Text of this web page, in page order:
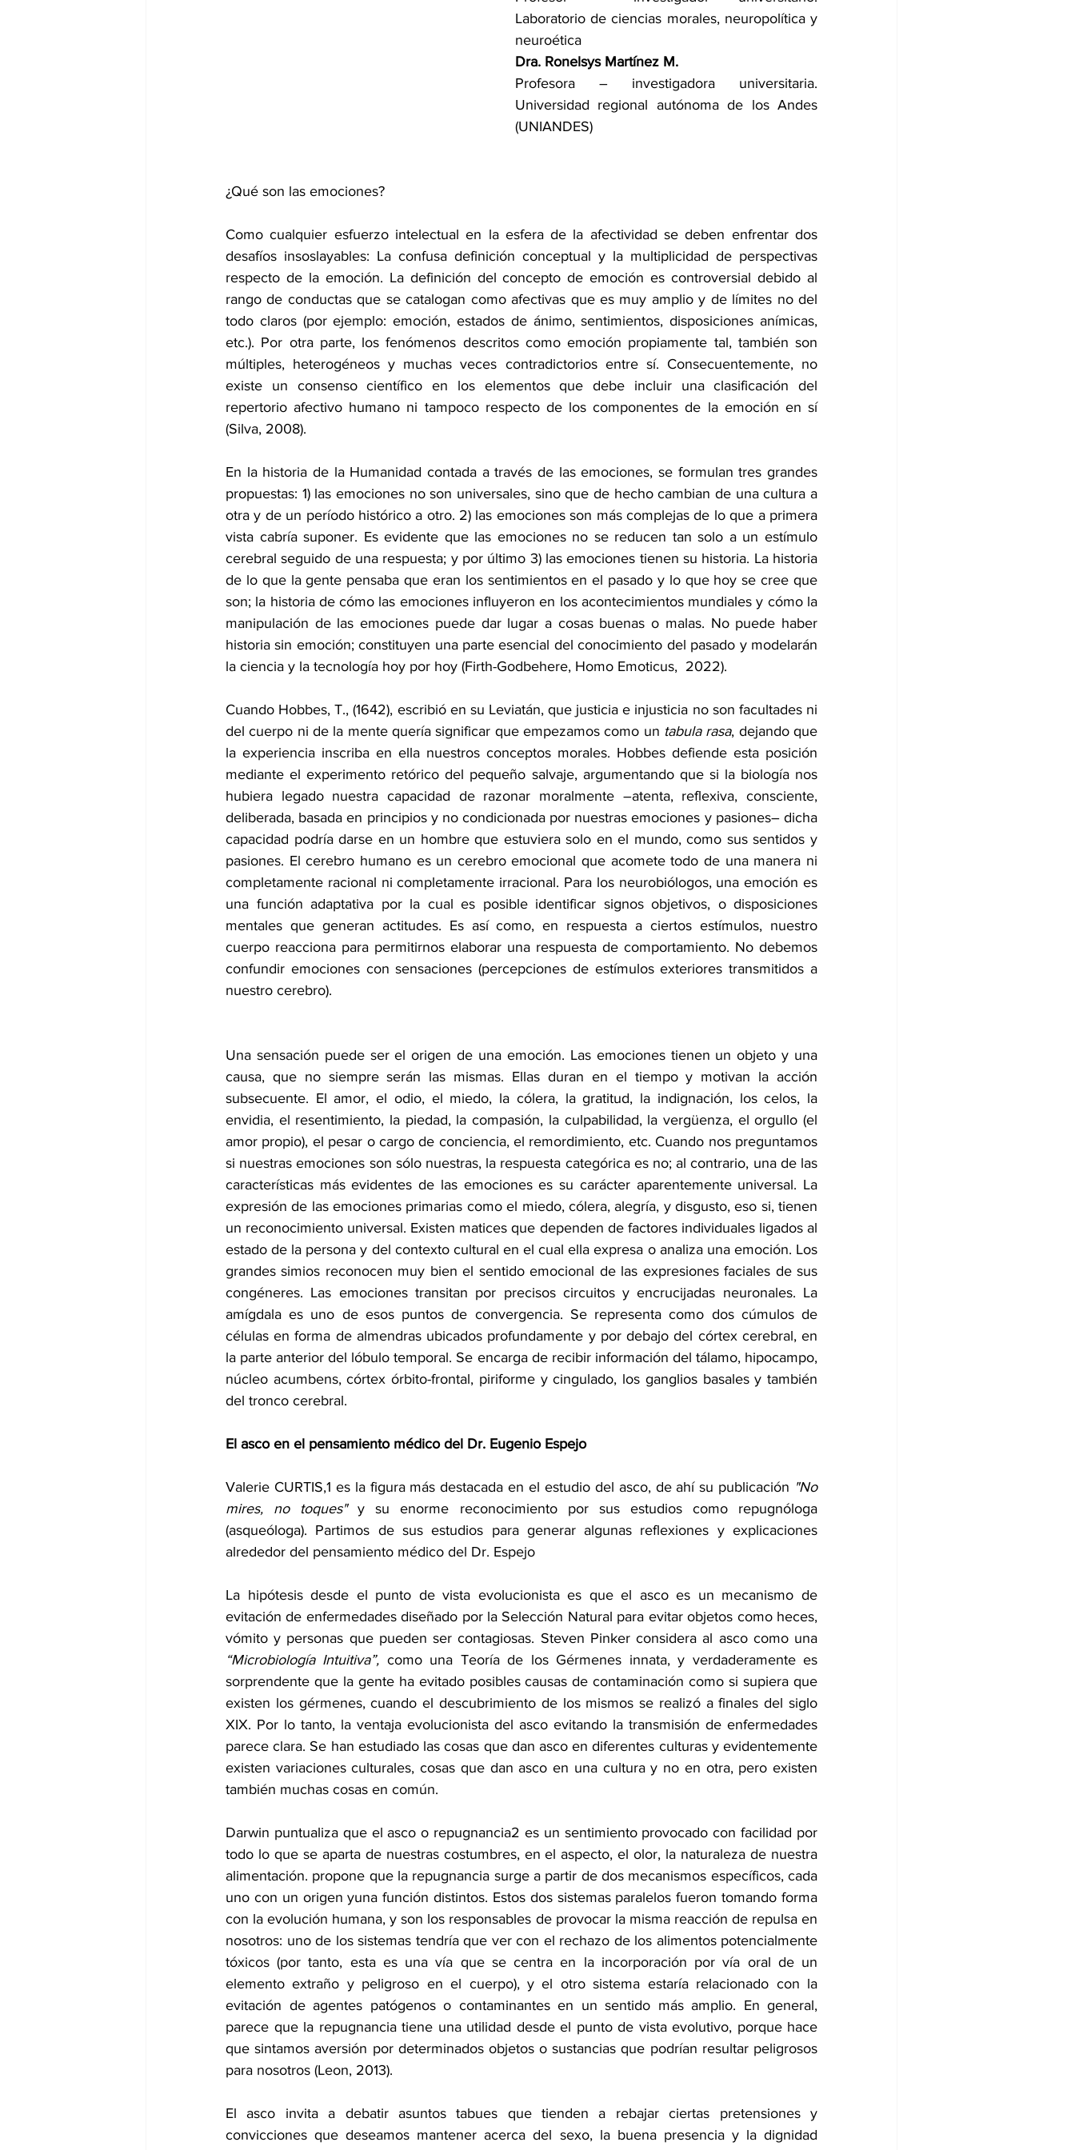
Laboratorio de ciencias morales, neuropolítica y
neuroética
Dra. Ronelsys Martínez M.
Profesora – investigadora universitaria.
Universidad regional autónoma de los Andes
(UNIANDES)
¿Qué son las emociones?
Como cualquier esfuerzo intelectual en la esfera de la afectividad se deben enfrentar dos
desafíos insoslayables: La confusa definición conceptual y la multiplicidad de perspectivas
respecto de la emoción. La definición del concepto de emoción es controversial debido al
rango de conductas que se catalogan como afectivas que es muy amplio y de límites no del
todo claros (por ejemplo: emoción, estados de ánimo, sentimientos, disposiciones anímicas,
etc.). Por otra parte, los fenómenos descritos como emoción propiamente tal, también son
múltiples, heterogéneos y muchas veces contradictorios entre sí. Consecuentemente, no
existe un consenso científico en los elementos que debe incluir una clasificación del
repertorio afectivo humano ni tampoco respecto de los componentes de la emoción en sí
(Silva, 2008).
En la historia de la Humanidad contada a través de las emociones, se formulan tres grandes
propuestas: 1) las emociones no son universales, sino que de hecho cambian de una cultura a
otra y de un período histórico a otro. 2) las emociones son más complejas de lo que a primera
vista cabría suponer. Es evidente que las emociones no se reducen tan solo a un estímulo
cerebral seguido de una respuesta; y por último 3) las emociones tienen su historia. La historia
de lo que la gente pensaba que eran los sentimientos en el pasado y lo que hoy se cree que
son; la historia de cómo las emociones influyeron en los acontecimientos mundiales y cómo la
manipulación de las emociones puede dar lugar a cosas buenas o malas. No puede haber
historia sin emoción; constituyen una parte esencial del conocimiento del pasado y modelarán
la ciencia y la tecnología hoy por hoy (Firth-Godbehere, Homo Emoticus,  2022).
Cuando Hobbes, T., (1642), escribió en su Leviatán, que justicia e injusticia no son facultades ni
del cuerpo ni de la mente quería significar que empezamos como un tabula rasa, dejando que
la experiencia inscriba en ella nuestros conceptos morales. Hobbes defiende esta posición
mediante el experimento retórico del pequeño salvaje, argumentando que si la biología nos
hubiera legado nuestra capacidad de razonar moralmente –atenta, reflexiva, consciente,
deliberada, basada en principios y no condicionada por nuestras emociones y pasiones– dicha
capacidad podría darse en un hombre que estuviera solo en el mundo, como sus sentidos y
pasiones. El cerebro humano es un cerebro emocional que acomete todo de una manera ni
completamente racional ni completamente irracional. Para los neurobiólogos, una emoción es
una función adaptativa por la cual es posible identificar signos objetivos, o disposiciones
mentales que generan actitudes. Es así como, en respuesta a ciertos estímulos, nuestro
cuerpo reacciona para permitirnos elaborar una respuesta de comportamiento. No debemos
confundir emociones con sensaciones (percepciones de estímulos exteriores transmitidos a
nuestro cerebro).
Una sensación puede ser el origen de una emoción. Las emociones tienen un objeto y una
causa, que no siempre serán las mismas. Ellas duran en el tiempo y motivan la acción
subsecuente. El amor, el odio, el miedo, la cólera, la gratitud, la indignación, los celos, la
envidia, el resentimiento, la piedad, la compasión, la culpabilidad, la vergüenza, el orgullo (el
amor propio), el pesar o cargo de conciencia, el remordimiento, etc. Cuando nos preguntamos
si nuestras emociones son sólo nuestras, la respuesta categórica es no; al contrario, una de las
características más evidentes de las emociones es su carácter aparentemente universal. La
expresión de las emociones primarias como el miedo, cólera, alegría, y disgusto, eso si, tienen
un reconocimiento universal. Existen matices que dependen de factores individuales ligados al
estado de la persona y del contexto cultural en el cual ella expresa o analiza una emoción. Los
grandes simios reconocen muy bien el sentido emocional de las expresiones faciales de sus
congéneres. Las emociones transitan por precisos circuitos y encrucijadas neuronales. La
amígdala es uno de esos puntos de convergencia. Se representa como dos cúmulos de
células en forma de almendras ubicados profundamente y por debajo del córtex cerebral, en
la parte anterior del lóbulo temporal. Se encarga de recibir información del tálamo, hipocampo,
núcleo acumbens, córtex órbito-frontal, piriforme y cingulado, los ganglios basales y también
del tronco cerebral.
El asco en el pensamiento médico del Dr. Eugenio Espejo
Valerie CURTIS,1 es la figura más destacada en el estudio del asco, de ahí su publicación "No
mires, no toques" y su enorme reconocimiento por sus estudios como repugnóloga
(asqueóloga). Partimos de sus estudios para generar algunas reflexiones y explicaciones
alrededor del pensamiento médico del Dr. Espejo
La hipótesis desde el punto de vista evolucionista es que el asco es un mecanismo de
evitación de enfermedades diseñado por la Selección Natural para evitar objetos como heces,
“Microbiología Intuitiva”, como una Teoría de los Gérmenes innata, y verdaderamente es
sorprendente que la gente ha evitado posibles causas de contaminación como si supiera que
existen los gérmenes, cuando el descubrimiento de los mismos se realizó a finales del siglo
XIX. Por lo tanto, la ventaja evolucionista del asco evitando la transmisión de enfermedades
parece clara. Se han estudiado las cosas que dan asco en diferentes culturas y evidentemente
existen variaciones culturales, cosas que dan asco en una cultura y no en otra, pero existen
también muchas cosas en común.
Darwin puntualiza que el asco o repugnancia2 es un sentimiento provocado con facilidad por
todo lo que se aparta de nuestras costumbres, en el aspecto, el olor, la naturaleza de nuestra
alimentación. propone que la repugnancia surge a partir de dos mecanismos específicos, cada
uno con un origen yuna función distintos. Estos dos sistemas paralelos fueron tomando forma
con la evolución humana, y son los responsables de provocar la misma reacción de repulsa en
nosotros: uno de los sistemas tendría que ver con el rechazo de los alimentos potencialmente
tóxicos (por tanto, esta es una vía que se centra en la incorporación por vía oral de un
elemento extraño y peligroso en el cuerpo), y el otro sistema estaría relacionado con la
evitación de agentes patógenos o contaminantes en un sentido más amplio. En general,
parece que la repugnancia tiene una utilidad desde el punto de vista evolutivo, porque hace
que sintamos aversión por determinados objetos o sustancias que podrían resultar peligrosos
para nosotros (Leon, 2013).
El asco invita a debatir asuntos tabues que tienden a rebajar ciertas pretensiones y
convicciones que deseamos mantener acerca del sexo, la buena presencia y la dignidad